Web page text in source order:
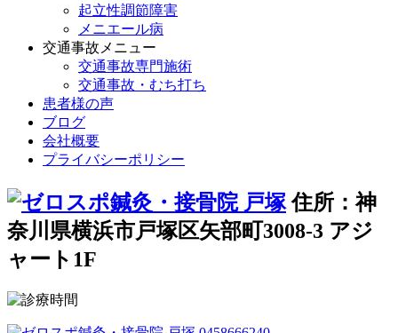
起立性調節障害
メニエール病
交通事故メニュー
交通事故専門施術
交通事故・むち打ち
患者様の声
ブログ
会社概要
プライバシーポリシー
住所：神
奈川県横浜市戸塚区矢部町3008-3 アジ
ャート1F